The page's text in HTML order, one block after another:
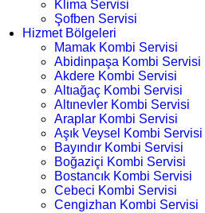
Klima Servisi
Şofben Servisi
Hizmet Bölgeleri
Mamak Kombi Servisi
Abidinpaşa Kombi Servisi
Akdere Kombi Servisi
Altıağaç Kombi Servisi
Altınevler Kombi Servisi
Araplar Kombi Servisi
Aşık Veysel Kombi Servisi
Bayındır Kombi Servisi
Boğaziçi Kombi Servisi
Bostancık Kombi Servisi
Cebeci Kombi Servisi
Cengizhan Kombi Servisi